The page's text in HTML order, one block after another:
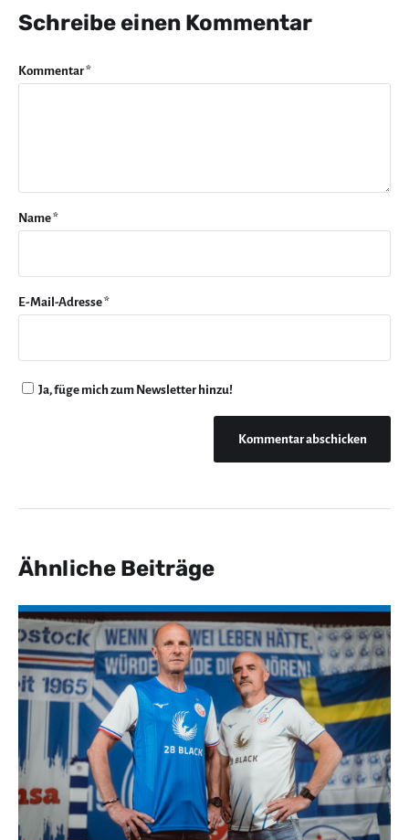
Schreibe einen Kommentar
Kommentar*
Name*
E-Mail-Adresse*
Ja, füge mich zum Newsletter hinzu!
Ähnliche Beiträge